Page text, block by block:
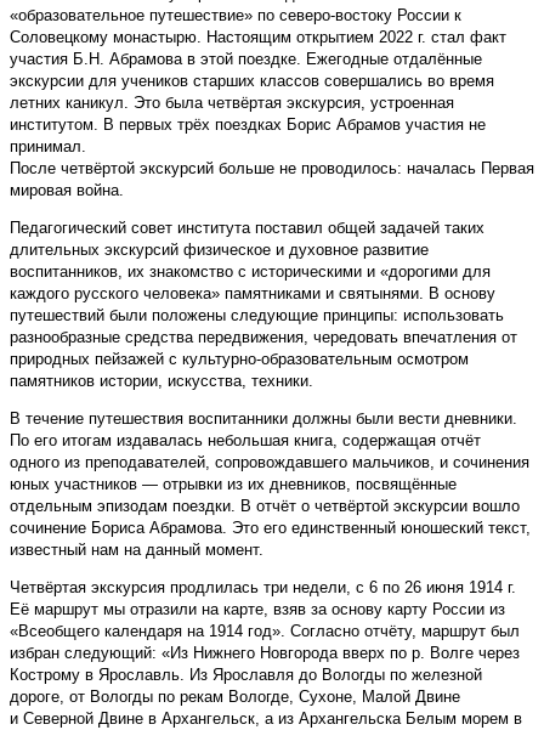
«образовательное путешествие» по северо-востоку России к
Соловецкому монастырю. Настоящим открытием 2022 г. стал факт
участия Б.Н. Абрамова в этой поездке. Ежегодные отдалённые
экскурсии для учеников старших классов совершались во время
летних каникул. Это была четвёртая экскурсия, устроенная
институтом. В первых трёх поездках Борис Абрамов участия не
принимал.
После четвёртой экскурсий больше не проводилось: началась Первая
мировая война.
Педагогический совет института поставил общей задачей таких
длительных экскурсий физическое и духовное развитие
воспитанников, их знакомство с историческими и «дорогими для
каждого русского человека» памятниками и святынями. В основу
путешествий были положены следующие принципы: использовать
разнообразные средства передвижения, чередовать впечатления от
природных пейзажей с культурно-образовательным осмотром
памятников истории, искусства, техники.
В течение путешествия воспитанники должны были вести дневники.
По его итогам издавалась небольшая книга, содержащая отчёт
одного из преподавателей, сопровождавшего мальчиков, и сочинения
юных участников — отрывки из их дневников, посвящённые
отдельным эпизодам поездки. В отчёт о четвёртой экскурсии вошло
сочинение Бориса Абрамова. Это его единственный юношеский текст,
известный нам на данный момент.
Четвёртая экскурсия продлилась три недели, с 6 по 26 июня 1914 г.
Её маршрут мы отразили на карте, взяв за основу карту России из
«Всеобщего календаря на 1914 год». Согласно отчёту, маршрут был
избран следующий: «Из Нижнего Новгорода вверх по р. Волге через
Кострому в Ярославль. Из Ярославля до Вологды по железной
дороге, от Вологды по рекам Вологде, Сухоне, Малой Двине
и Северной Двине в Архангельск, а из Архангельска Белым морем в